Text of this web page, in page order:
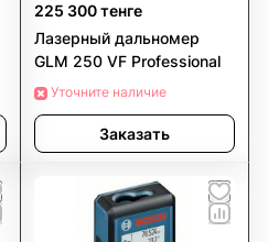
225 300 тенге
Лазерный дальномер
GLM 250 VF Professional
Уточните наличие
Заказать